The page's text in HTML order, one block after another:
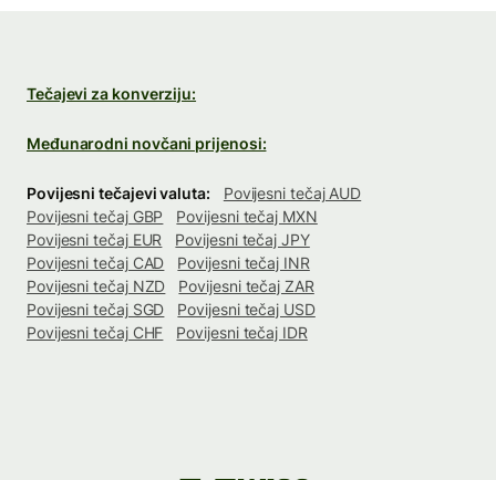
Tečajevi za konverziju:
Međunarodni novčani prijenosi:
Povijesni tečajevi valuta:
Povijesni tečaj AUD
Povijesni tečaj GBP
Povijesni tečaj MXN
Povijesni tečaj EUR
Povijesni tečaj JPY
Povijesni tečaj CAD
Povijesni tečaj INR
Povijesni tečaj NZD
Povijesni tečaj ZAR
Povijesni tečaj SGD
Povijesni tečaj USD
Povijesni tečaj CHF
Povijesni tečaj IDR